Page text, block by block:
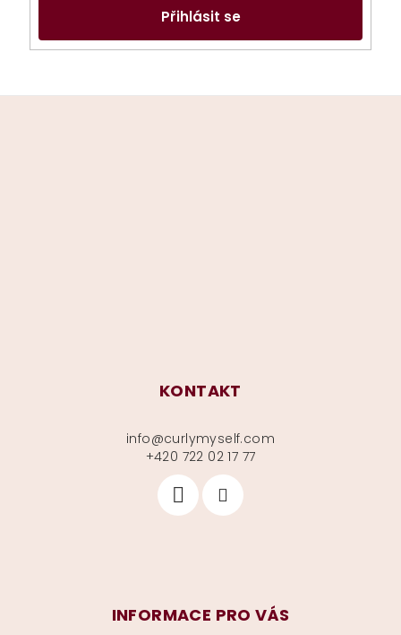
Přihlásit se
KONTAKT
info@curlymyself.com
+420 722 02 17 77
INFORMACE PRO VÁS